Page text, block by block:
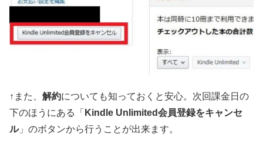
↑また、 解約についても知っておくと安心。次回課金日の
下のほうにある「 Kindle Unlimited会員登録をキャンセ
ル」のボタンから行うことが出来ます。